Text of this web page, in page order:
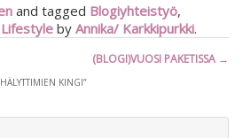
and tagged Blogiyhteistyö,
Lifestyleby Annika/ Karkkipurkki.
(BLOGI)VUOSI PAKETISSA →
KINGI”